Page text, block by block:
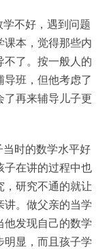
不好，遇到问题
本，觉得那些内
了。按一般人的
班，但他考虑了
再来辅导儿子更
时的数学水平好
子在讲的过程中也
研究不通的就让
。做父亲的当学
发现自己的数学
显，而且孩子学